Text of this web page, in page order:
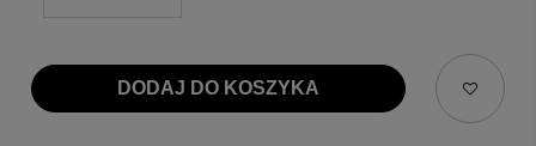
DODAJ DO KOSZYKA